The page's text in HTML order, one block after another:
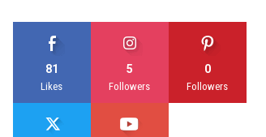
81
Likes
5
Followers
0
Followers